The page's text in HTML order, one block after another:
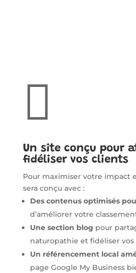

Un site conçu pour
fidéliser vos clients
Pour maximiser votre impact
sera conçu avec :
Des contenus optimisés
d’améliorer votre
Une section blog pour
naturopathie et fidéliser vos
Un référencement local
page Google My Business